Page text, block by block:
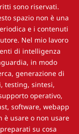
sono riservati.
spazio non è una
e i contenuti
Nel mio lavoro
di intelligenza
in modo
generazione di
testing, sintesi,
operativo,
software, webapp
è usare o non usare
su cosa